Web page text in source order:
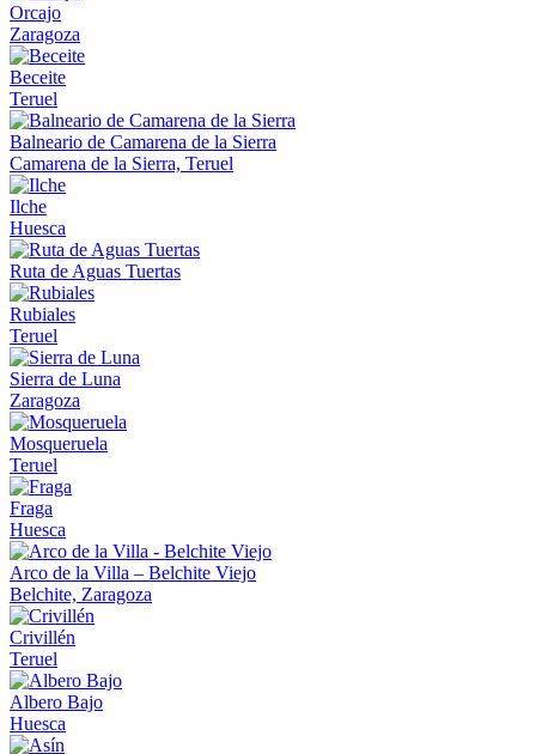
Orcajo
Zaragoza
Beceite
Teruel
Balneario de Camarena de la Sierra
Camarena de la Sierra, Teruel
Ilche
Huesca
Ruta de Aguas Tuertas
Rubiales
Teruel
Sierra de Luna
Zaragoza
Mosqueruela
Teruel
Fraga
Huesca
Arco de la Villa – Belchite Viejo
Belchite, Zaragoza
Crivillén
Teruel
Albero Bajo
Huesca